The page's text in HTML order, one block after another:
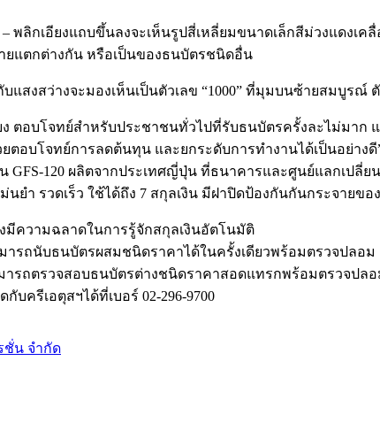
พลิกเอียงแถบขึ้นลงจะเห็นรูปสี่เหลี่ยมขนาดเล็กสีม่วงแดง
แตกต่างกัน หรือเป็นของธนบัตรชนิดอื่น
แสงสว่างจะมองเห็นเป็นตัวเลข “1000” ที่มุมบนซ้ายสมบูร
ง ตอบโจทย์สำหรับประชาชนทั่วไปที่รับธนบัตรครั้งละไม่มา
ตอบโจทย์การลดต้นทุน และยกระดับการทำงานได้เป็นอย่างดี
น GFS-120 ผลิตจากประเทศญี่ปุ่น ที่ธนาคารและศูนย์แลกเ
นยำ รวดเร็ว ใช้ได้ถึง 7 สกุลเงิน มีฝาปิดป้องกันกันกระจาย
งมีความฉลาดในการรู้จักสกุลเงินอัตโนมัติ
มารถนับธนบัตรผสมชนิดราคาได้ในครั้งเดียวพร้อมตรวจปลอม
มารถตรวจสอบธนบัตรต่างชนิดราคาสอดแทรกพร้อมตรวจปลอ
บครีเอตุสฯได้ที่เบอร์ 02-296-9700
ชั่น จำกัด